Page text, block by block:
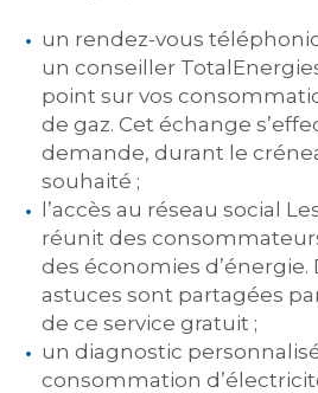
un rendez-vous
un conseiller
point sur vos
de gaz. Cet échange
demande, durant le
souhaité ;
l’accès au réseau social
réunit des
des économies d’énergie.
astuces sont partagées
de ce service gratuit ;
un diagnostic
consommation